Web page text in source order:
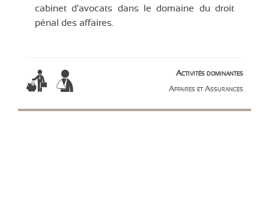
cabinet d’avocats dans le domaine du droit
pénal des affaires.
Activités dominantes
Affaires et Assurances